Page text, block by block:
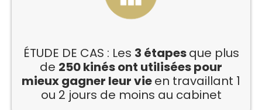
ÉTUDE DE CAS : Les 3 étapesque plus
de 250 kinés ont utilisées pour
mieux gagner leur vieen travaillant 1
ou 2 jours de moins au cabinet